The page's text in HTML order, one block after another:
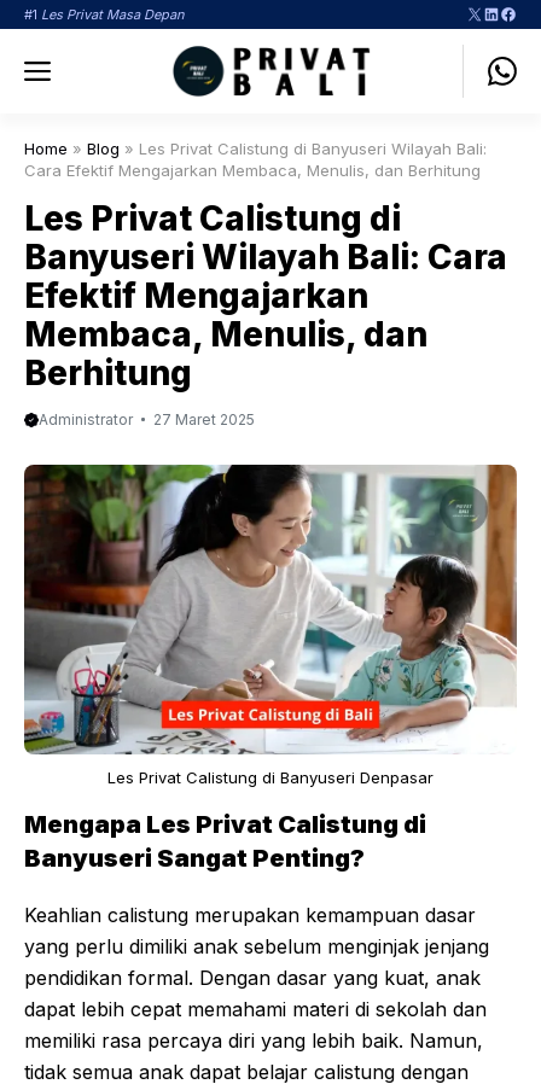
Langsung
#1 Les Privat Masa Depan X
Menu
Home » Blog » Les Privat Calistung di Banyuseri Wilayah Bali:
Cara Efektif Mengajarkan Membaca, Menulis, dan Berhitung
Les Privat Calistung di
Banyuseri Wilayah Bali: Cara
Efektif Mengajarkan
Membaca, Menulis, dan
Berhitung
Administrator 27 Maret 2025
Les Privat Calistung di Banyuseri Denpasar
Mengapa Les Privat Calistung di
Banyuseri Sangat Penting?
Keahlian calistung merupakan kemampuan dasar
yang perlu dimiliki anak sebelum menginjak jenjang
pendidikan formal. Dengan dasar yang kuat, anak
dapat lebih cepat memahami materi di sekolah dan
memiliki rasa percaya diri yang lebih baik. Namun,
tidak semua anak dapat belajar calistung dengan